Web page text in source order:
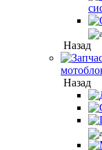
Назад
Назад